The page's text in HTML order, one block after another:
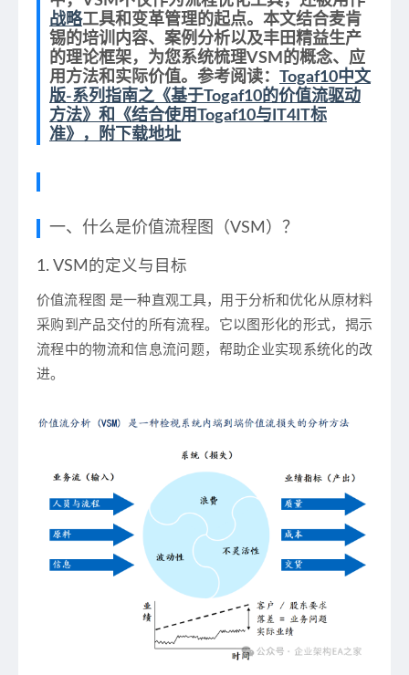
战略工具和变革管理的起点。本文结合麦肯
锡的培训内容、案例分析以及丰田精益生产
的理论框架，为您系统梳理VSM的概念、应
用方法和实际价值。参考阅读：​ Togaf10中文
版-系列指南之《基于Togaf10的价值流驱动
方法》和《结合使用Togaf10与IT4IT标
准》，附下载地址
一、什么是价值流程图（VSM）？
1. VSM的定义与目标
价值流程图 是一种直观工具，用于分析和优化从原材料
采购到产品交付的所有流程。它以图形化的形式，揭示
流程中的物流和信息流问题，帮助企业实现系统化的改
进。